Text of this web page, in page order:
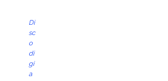
Di
sc
o
di
gi
a